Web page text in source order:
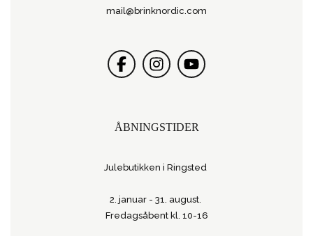
mail@brinknordic.com
ÅBNINGSTIDER
Julebutikken i Ringsted
2. januar - 31. august.
Fredagsåbent kl. 10-16